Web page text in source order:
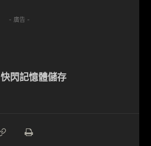
- 廣告 -
快閃記憶體儲存